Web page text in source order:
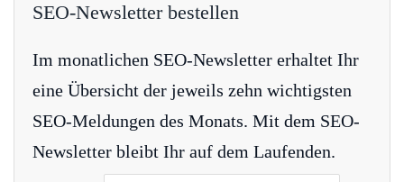
SEO-Newsletter bestellen
Im monatlichen SEO-Newsletter erhaltet Ihr
eine Übersicht der jeweils zehn wichtigsten
SEO-Meldungen des Monats. Mit dem SEO-
Newsletter bleibt Ihr auf dem Laufenden.